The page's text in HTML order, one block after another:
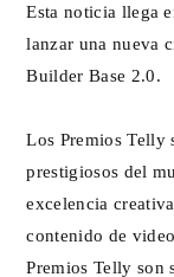
Esta noticia llega
lanzar una nueva
Builder Base 2.0.
Los Premios Telly
prestigiosos del
excelencia
contenido de
Premios Telly son